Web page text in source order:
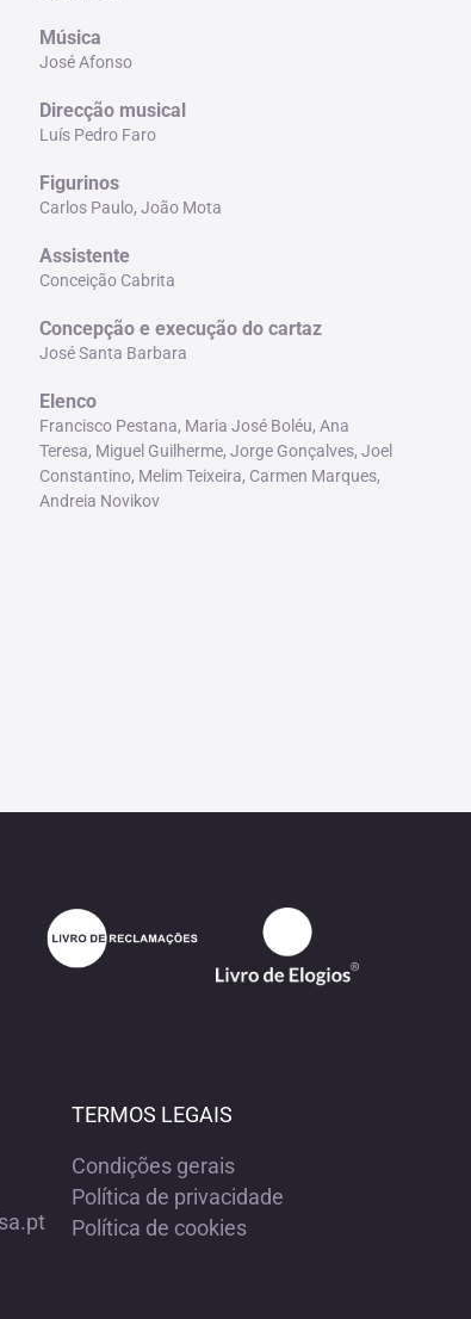
Música
José Afonso
Direcção musical
Luís Pedro Faro
Figurinos
Carlos Paulo, João Mota
Assistente
Conceição Cabrita
Concepção e execução do cartaz
José Santa Barbara
Elenco
Francisco Pestana, Maria José Boléu, Ana
Teresa, Miguel Guilherme, Jorge Gonçalves, Joel
Constantino, Melim Teixeira, Carmen Marques,
Andreia Novikov
TERMOS LEGAIS
Condições gerais
Política de privacidade
Política de cookies